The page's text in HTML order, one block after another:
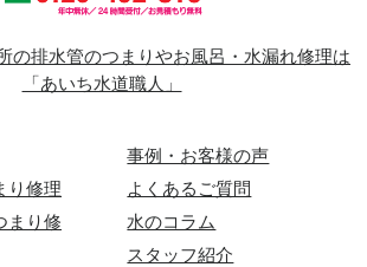
の排水管のつまりやお風呂・水漏れ修理は
「あいち水道職人」
り修理
まり修
事例・お客様の声
よくあるご質問
水のコラム
スタッフ紹介